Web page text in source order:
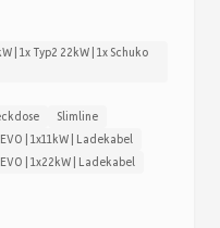
| 1x Typ2 22kW | 1x Schuko
Slimline
| 1x11kW | Ladekabel
| 1x22kW | Ladekabel